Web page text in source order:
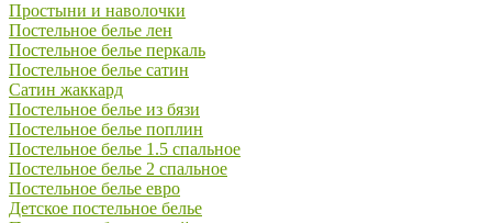
Простыни и наволочки
Постельное белье лен
Постельное белье перкаль
Постельное белье сатин
Сатин жаккард
Постельное белье из бязи
Постельное белье поплин
Постельное белье 1.5 спальное
Постельное белье 2 спальное
Постельное белье евро
Детское постельное белье